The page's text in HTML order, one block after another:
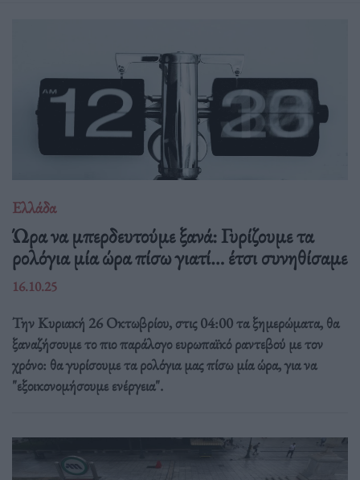
Ελλάδα
Ώρα να μπερδευτούμε ξανά: Γυρίζουμε τα
ρολόγια μία ώρα πίσω γιατί… έτσι συνηθίσαμε
16.10.25
Την Κυριακή 26 Οκτωβρίου, στις 04:00 τα ξημερώματα, θα
ξαναζήσουμε το πιο παράλογο ευρωπαϊκό ραντεβού με τον
χρόνο: θα γυρίσουμε τα ρολόγια μας πίσω μία ώρα, για να
"εξοικονομήσουμε ενέργεια".